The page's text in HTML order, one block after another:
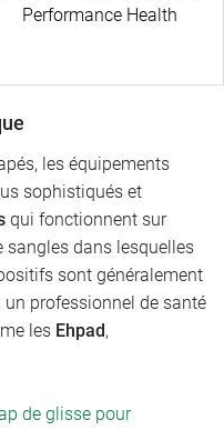
Performance Health
les équipements
sophistiqués et
qui fonctionnent sur
sangles dans lesquelles
sont généralement
professionnel de santé
les Ehpad,
de glisse pour